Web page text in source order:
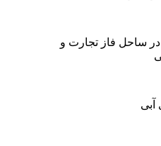
در ساحل فاز تجارت و
آبی